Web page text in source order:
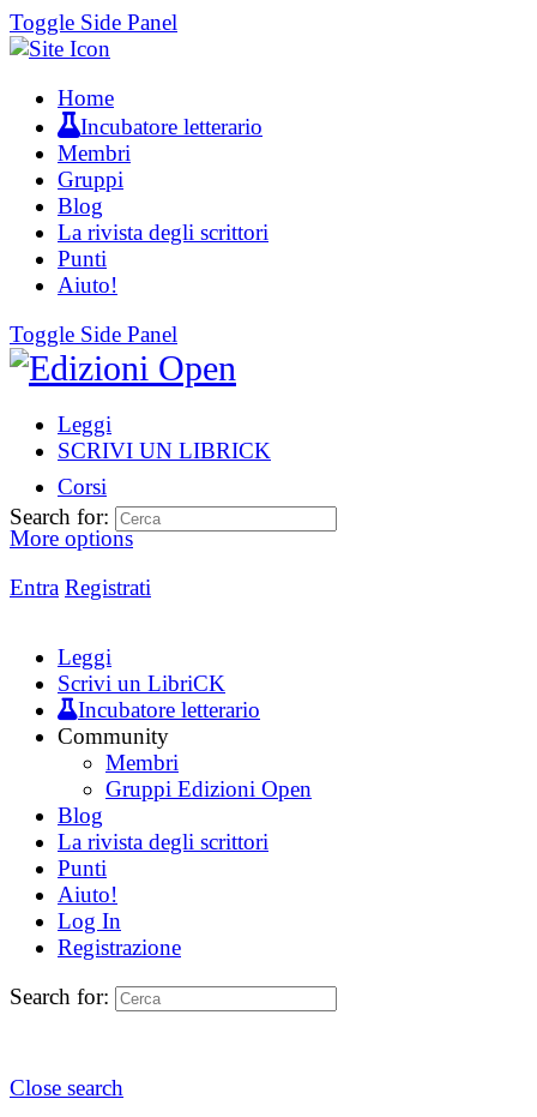
Toggle Side Panel
Home
Incubatore letterario
Membri
Gruppi
Blog
La rivista degli scrittori
Punti
Aiuto!
Toggle Side Panel
Leggi
SCRIVI UN LIBRICK
Corsi
More options
Entra Registrati
Search for:
Leggi
Scrivi un LibriCK
Incubatore letterario
Community
Membri
Gruppi Edizioni Open
Blog
La rivista degli scrittori
Punti
Aiuto!
Log In
Registrazione
Search for:
Close search